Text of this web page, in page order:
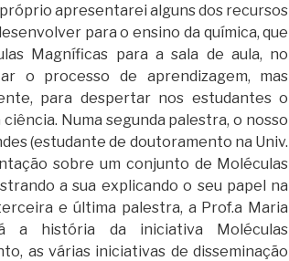
apresentarei alguns dos recursos
para o ensino da química, que
Magníficas para a sala de aula, no
o processo de aprendizagem, mas
para despertar nos estudantes o
Numa segunda palestra, o nosso
(estudante de doutoramento na Univ.
sobre um conjunto de Moléculas
a sua explicando o seu papel na
e última palestra, a Prof.a Maria
a história da iniciativa Moléculas
as várias iniciativas de disseminação